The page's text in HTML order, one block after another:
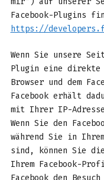
Facebook-Plugins
https://
Wenn Sie unsere
Plugin eine direkte
Browser und dem
Facebook erhält
mit Ihrer IP-
Wenn Sie den
während Sie in
sind, können Sie
Ihrem Facebook-
Facebook den